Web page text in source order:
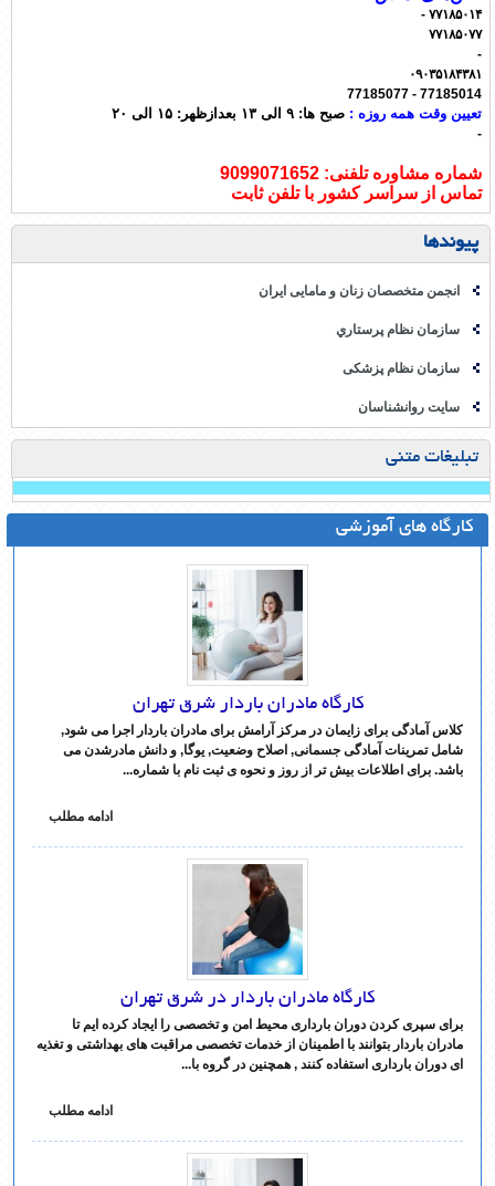
۷۷۱۸۵۰۱۴ -
۷۷۱۸۵۰۷۷
-
۰۹۰۳۵۱۸۴۳۸۱
77185014 - 77185077
تعیین وقت همه روزه : صبح ها: ۹ الی ۱۳ بعدازظهر: ۱۵ الی ۲۰
-
شماره مشاوره تلفنی: 9099071652
تماس از سراسر کشور با تلفن ثابت
پیوندها
انجمن متخصصان زنان و مامایی ایران
سازمان نظام پرستاري
سازمان نظام پزشکی
سایت روانشناسان
تبلیغات متنی
کارگاه های آموزشی
کارگاه مادران باردار شرق تهران
کلاس آمادگی برای زایمان در مرکز آرامش برای مادران باردار اجرا می شود,
شامل تمرینات آمادگی جسمانی, اصلاح وضعیت, یوگا, و دانش مادرشدن می
باشد. برای اطلاعات بیش تر از روز و نحوه ی ثبت نام با شماره...
ادامه مطلب
کارگاه مادران باردار در شرق تهران
برای سپری کردن دوران بارداری محیط امن و تخصصی را ایجاد کرده ایم تا
مادران باردار بتوانند با اطمینان از خدمات تخصصی مراقبت های بهداشتی و تغذیه
ای دوران بارداری استفاده کنند , همچنین در گروه با...
ادامه مطلب